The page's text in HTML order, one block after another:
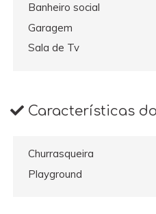
Banheiro social
Garagem
Sala de Tv
Características
Churrasqueira
Playground